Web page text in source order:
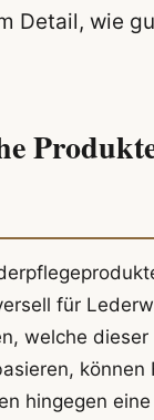
Detail, wie
für
welche
können
hingegen